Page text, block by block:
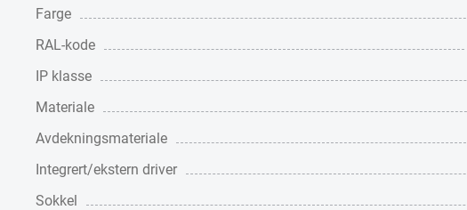
Farge
RAL-kode
IP klasse
Materiale
Avdekningsmateriale
Integrert/ekstern driver
Sokkel